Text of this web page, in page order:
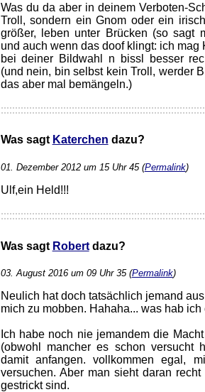
Was du da aber in deinem Verboten-
Troll, sondern ein Gnom oder ein
größer, leben unter Brücken (so sagt
und auch wenn das doof klingt: ich
bei deiner Bildwahl n bissl besser
(und nein, bin selbst kein Troll, werder
das aber mal bemängeln.)
Was sagt Katerchen dazu?
01. Dezember 2012 um 15 Uhr 45 (Permalink)
Ulf,ein Held!!!
Was sagt Robertdazu?
03. August 2016 um 09 Uhr 35 (Permalink)
Neulich hat doch tatsächlich jemand
mich zu mobben. Hahaha... was hab ich
Ich habe noch nie jemandem die
(obwohl mancher es schon versucht
damit anfangen. vollkommen egal,
versuchen. Aber man sieht daran
gestrickt sind.